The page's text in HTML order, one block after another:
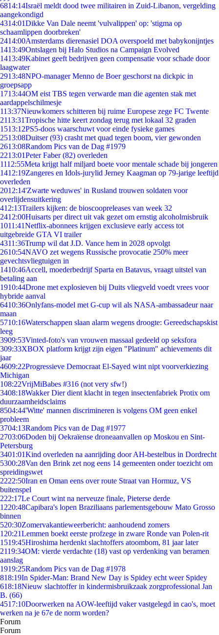
6814:14Israël meldt dood twee militairen in Zuid-Libanon, vergelding
aangekondigd
4314:01Dikke Van Dale neemt 'vulvalippen' op: 'stigma op
schaamlippen doorbreken'
2414:00Amsterdams dierenasiel DOA overspoeld met babykonijntjes
1413:49Ontslagen bij Halo Studios na Campaign Evolved
1413:49Kabinet geeft bedrijven geen compensatie voor schade door
laagwater
2913:48NPO-manager Menno de Boer geschorst na dickpic in
groepsapp
1713:44OM eist TBS tegen verwarde man die agenten stak met
aardappelschilmesje
113:37Nieuwkomers schitteren bij ruime Europese zege FC Twente
2113:31Tropische hitte keert zondag terug met lokaal 32 graden
1513:12PS5-doos waarschuwt voor einde fysieke games
2513:08Duitser (93) crasht met quad tegen boom, vier gewonden
2613:08Random Pics van de Dag #1979
2213:01Peter Faber (82) overleden
1112:55Meta krijgt half miljard boete voor mentale schade bij jongeren
1412:19Zangeres en Idols-jurylid Jerney Kaagman op 79-jarige leeftijd
overleden
2012:14'Zwarte weduwes' in Rusland trouwen soldaten voor
overlijdensuitkering
412:13Trailers kijken: de bioscoopreleases van week 32
2412:00Huisarts per direct uit vak gezet om ernstig alcoholmisbruik
1011:41Netflix-abonnees krijgen exclusieve early access tot
uitgebreide GTA VI trailer
4311:36Trump wil dat J.D. Vance hem in 2028 opvolgt
2610:54NAVO zet wegens Russische provocatie 250% meer
gevechtsvliegtuigen in
1410:46Accell, moederbedrijf Sparta en Batavus, vraagt uitstel van
betaling aan
1910:44Drone met explosieven bij Duits vliegveld voedt vrees voor
hybride aanval
6410:36Onlyfans-model met G-cup wil als NASA-ambassadeur naar
maan
5710:16Waterschappen slaan alarm wegens droogte: Gereedschapskist
leeg
3909:53Vinted-foto's van vrouwen massaal gedeeld op seksfora
309:33XBOX platform krijgt zijn eigen "Platinum" achievements dit
jaar
4609:22Progressieve Democraat El-Sayed wint nipt voorverkiezing
Michigan
108:22VrijMiBabes #316 (not very sfw!)
3408:18Wakker Dier dient klacht in tegen insectenfabriek Protix om
duurzaamheidsclaims
8504:44'Witte' mannen discrimineren is volgens OM geen enkel
probleem
3704:13Random Pics van de Dag #1977
2703:06Doden bij Oekraïense droneaanvallen op Moskou en Sint-
Petersburg
3401:01Kind overleden na aanrijding door AH-bestelbus in Dordrecht
5300:28Van den Brink zet nog eens 14 gemeenten onder toezicht om
spreidingswet
2222:50Iran en Oman eens over route Straat van Hormuz, VS
buitenspel
222:17Le Court wint na nerveuze finale, Pieterse derde
1220:48Capibara's lopen Braziliaans parlementsgebouw Mato Grosso
binnen
520:30Zomervakantieweerbericht: aanhoudend zomers
1 20:21Lemmen boekt eerste profzege in zware Ronde van Polen-rit
1519:45Hiroshima herdenkt slachtoffers atoombom, 81 jaar later
2119:34OM: vierde verdachte (18) vast op verdenking van beramen
aanslag
1919:25Random Pics van de Dag #1978
818:19In Spider-Man: Brand New Day is Spidey echt weer Spidey
618:18Nieuw slachtoffer in kindermisbruikzaak zorgprofessional Jan
B. (66)
4517:10Doorwerken na AOW-leeftijd vaker vastgelegd in cao's, moet
werken na je 67e de norm worden?
Forum
Forum